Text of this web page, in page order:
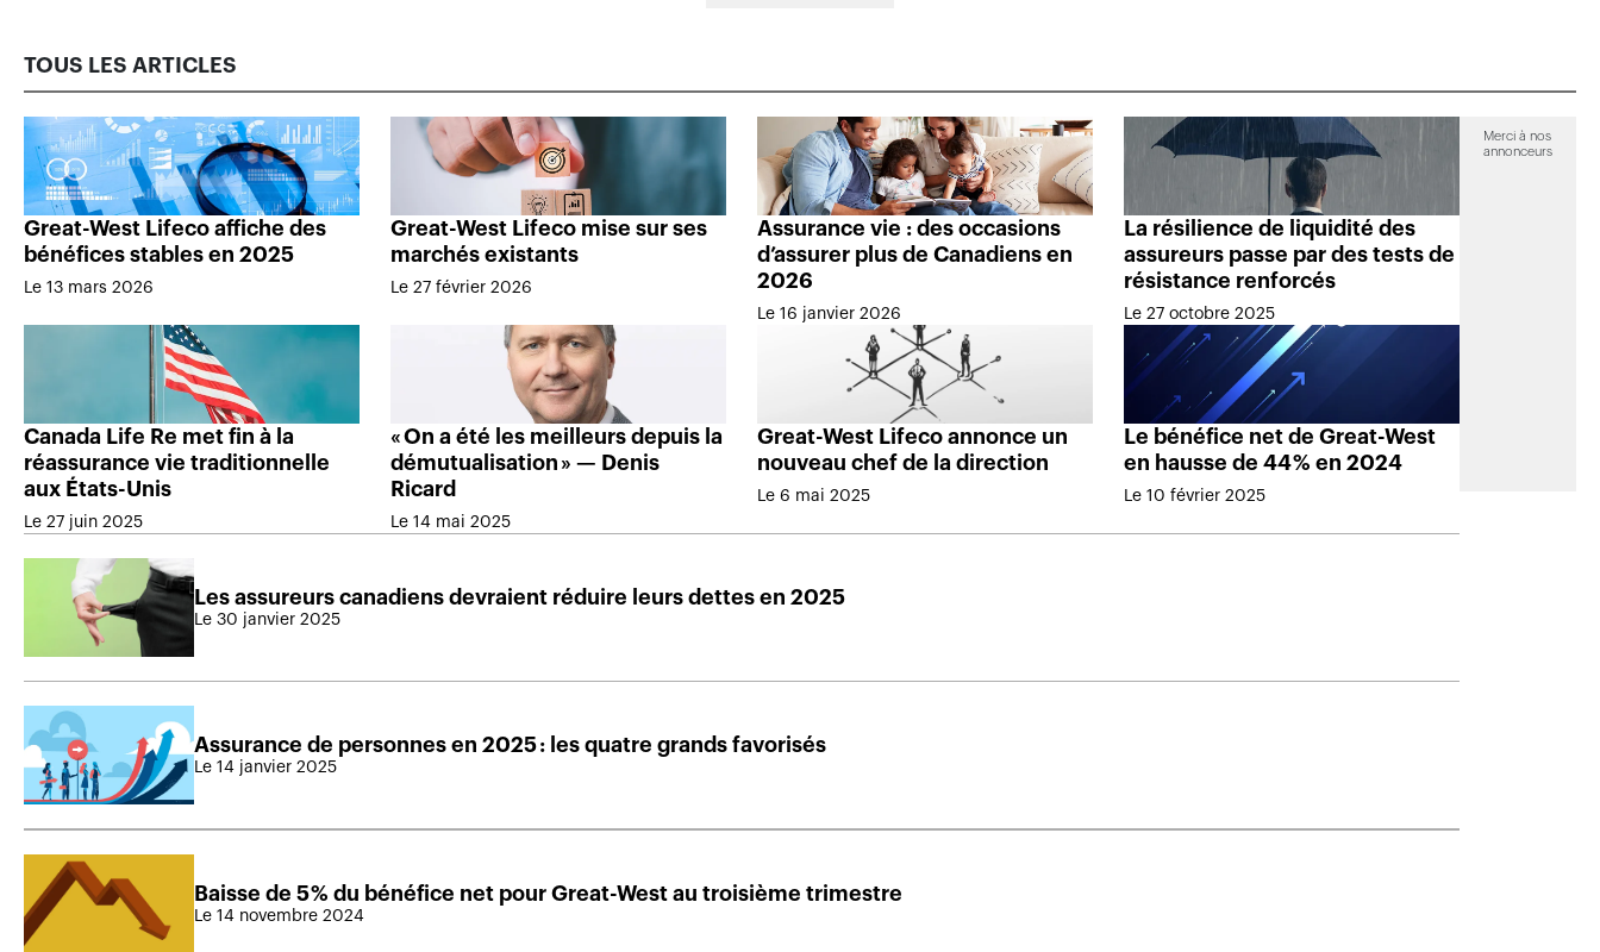
TOUS LES ARTICLES
Great-West Lifeco affiche des
bénéfices stables en 2025
Le 13 mars 2026
Great-West Lifeco mise sur ses
marchés existants
Le 27 février 2026
Assurance vie : des occasions
d’assurer plus de Canadiens en
2026
Le 16 janvier 2026
La résilience de liquidité des
assureurs passe par des tests de
résistance renforcés
Le 27 octobre 2025
Canada Life Re met fin à la
réassurance vie traditionnelle
aux États-Unis
Le 27 juin 2025
« On a été les meilleurs depuis la
démutualisation » — Denis
Ricard
Le 14 mai 2025
Great-West Lifeco annonce un
nouveau chef de la direction
Le 6 mai 2025
Le bénéfice net de Great-West
en hausse de 44 % en 2024
Le 10 février 2025
Les assureurs canadiens devraient réduire leurs dettes en 2025
Le 30 janvier 2025
Assurance de personnes en 2025 : les quatre grands favorisés
Le 14 janvier 2025
Baisse de 5 % du bénéfice net pour Great-West au troisième trimestre
Le 14 novembre 2024
Merci à nos
annonceurs